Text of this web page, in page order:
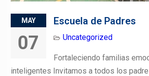
MAY
07
Escuela de Padres
Uncategorized
Fortaleciendo familias
inteligentes Invitamos a todos los